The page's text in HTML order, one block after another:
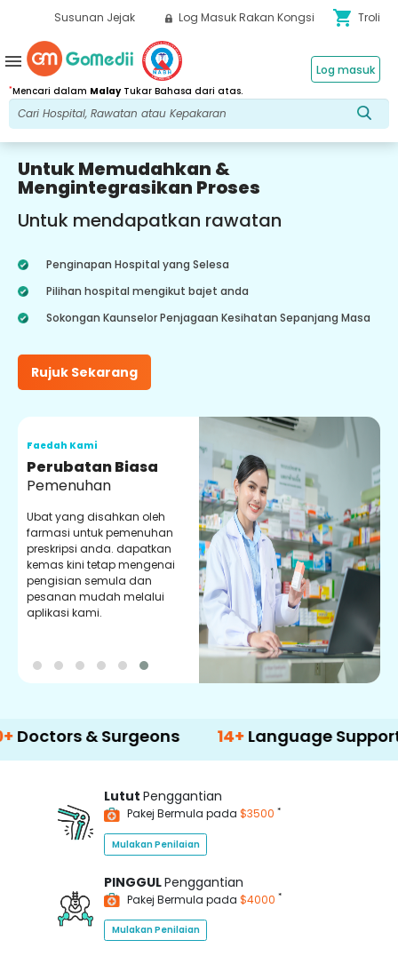
Susunan Jejak Log Masuk Rakan Kongsi shopping_cart Troli
*Mencari dalam MalayTukar Bahasa dari atas.
Log masuk
menu
Untuk Memudahkan &
Mengintegrasikan Proses
Untuk mendapatkan rawatan
Penginapan Hospital yang Selesa
Pilihan hospital mengikut bajet anda
Sokongan Kaunselor Penjagaan Kesihatan Sepanjang Masa
Rujuk Sekarang
Faedah Kami
Perubatan Biasa
Pemenuhan
Ubat yang disahkan oleh
farmasi untuk pemenuhan
preskripsi anda. dapatkan
kemas kini tetap mengenai
pengisian semula dan
pesanan mudah melalui
aplikasi kami.
& Surgeons 14+ Language Support
Lutut Penggantian
Pakej Bermula pada $3500 *
Mulakan Penilaian
PINGGULPenggantian
Pakej Bermula pada $4000 *
Mulakan Penilaian